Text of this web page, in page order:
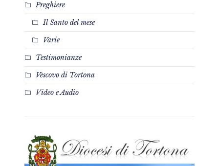
Preghiere
Il Santo del mese
Varie
Testimonianze
Vescovo di Tortona
Video e Audio